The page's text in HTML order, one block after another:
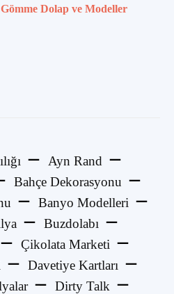
Dolap ve Modeller
Ayn Rand
Bahçe Dekorasyonu
Banyo Modelleri
Buzdolabı
Çikolata Marketi
Davetiye Kartları
Dirty Talk